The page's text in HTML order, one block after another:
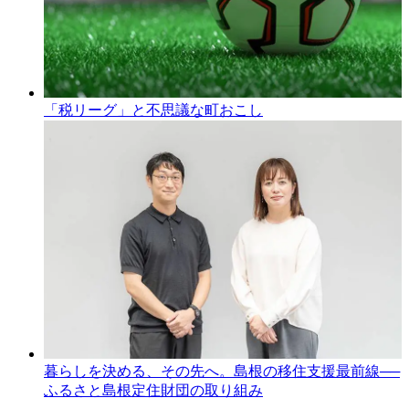
「税リーグ」と不思議な町おこし
暮らしを決める、その先へ。島根の移住支援最前線──
ふるさと島根定住財団の取り組み